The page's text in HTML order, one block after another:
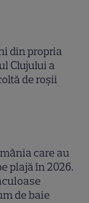
din propria
Clujului a
de roșii
care au
plajă în 2026.
de baie